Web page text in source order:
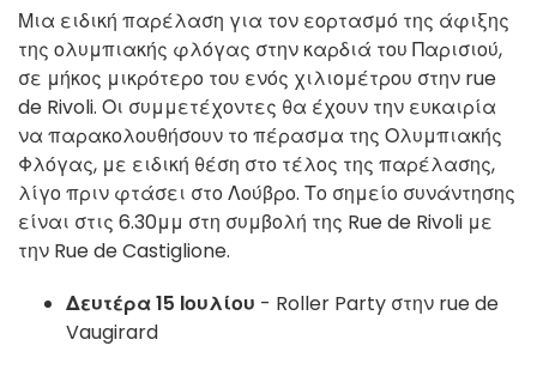
Μια ειδική παρέλαση για τον εορτασμό της άφιξης
της ολυμπιακής φλόγας στην καρδιά του Παρισιού,
σε μήκος μικρότερο του ενός χιλιομέτρου στην rue
de Rivoli. Οι συμμετέχοντες θα έχουν την ευκαιρία
να παρακολουθήσουν το πέρασμα της Ολυμπιακής
Φλόγας, με ειδική θέση στο τέλος της παρέλασης,
λίγο πριν φτάσει στο Λούβρο. Το σημείο συνάντησης
είναι στις 6.30μμ στη συμβολή της Rue de Rivoli με
την Rue de Castiglione.
Δευτέρα 15 Ιουλίου - Roller Party στην rue de
Vaugirard